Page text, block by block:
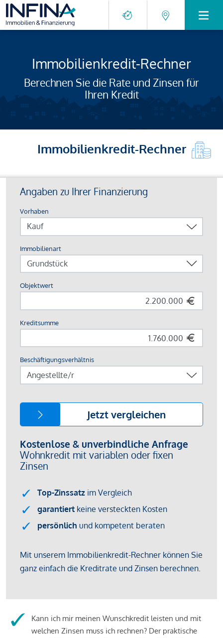
Immobilienkredit-Rechner
Berechnen Sie die Rate und Zinsen für
Ihren Kredit
Immobilienkredit-Rechner
Kann ich mir meinen Wunschkredit leisten und mit
welchen Zinsen muss ich rechnen? Der praktische